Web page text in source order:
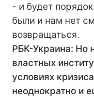
- и будет
были и нам нет
возвращаться.
РБК-Украина: Но
властных
условиях
неоднократно и